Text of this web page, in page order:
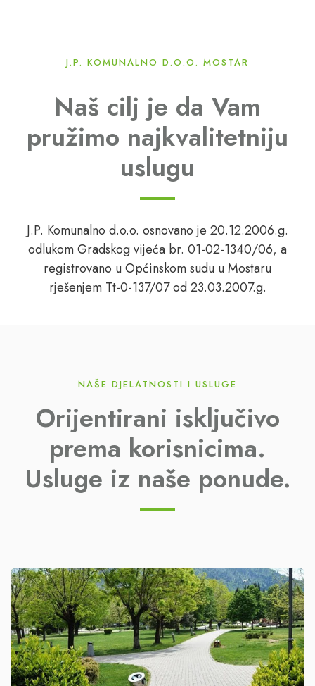
J.P. KOMUNALNO D.O.O. MOSTAR
Naš cilj je da Vam
pružimo najkvalitetniju
uslugu
J.P. Komunalno d.o.o. osnovano je 20.12.2006.g.
odlukom Gradskog vijeća br. 01-02-1340/06, a
registrovano u Općinskom sudu u Mostaru
rješenjem Tt-0-137/07 od 23.03.2007.g.
NAŠE DJELATNOSTI I USLUGE
Orijentirani isključivo
prema korisnicima.
Usluge iz naše ponude.